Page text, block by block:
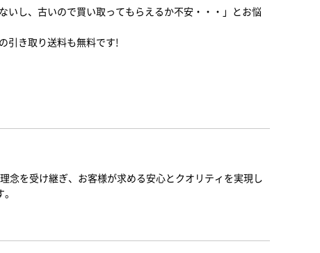
いし、古いので買い取ってもらえるか不安・・・」とお悩
引き取り送料も無料です!
念を受け継ぎ、お客様が求める安心とクオリティを実現し